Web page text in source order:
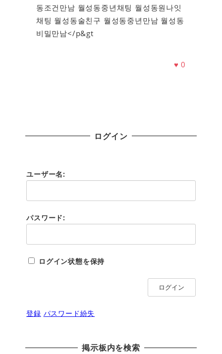
동조건만남 월성동중년채팅 월성동원나잇
채팅 월성동술친구 월성동중년만남 월성동
비밀만남</p&gt
♥0
ログイン
ユーザー名:
パスワード:
ログイン状態を保持
ログイン
登録 パスワード紛失
掲示板内を検索